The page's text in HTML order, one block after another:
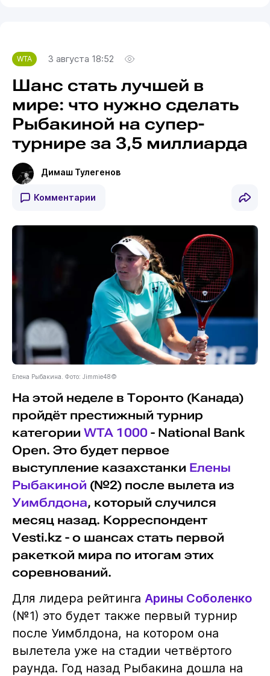
WTA 3 августа 18:52
Шанс стать лучшей в
мире: что нужно сделать
Рыбакиной на супер-
турнире за 3,5 миллиарда
Димаш Тулегенов
Комментарии
Елена Рыбакина. Фото: Jimmie48©
На этой неделе в Торонто (Канада)
пройдёт престижный турнир
категории WTA 1000- National Bank
Open. Это будет первое
выступление казахстанки Елены
Рыбакиной (№2) после вылета из
Уимблдона, который случился
месяц назад. Корреспондент
Vesti.kz - о шансах стать первой
ракеткой мира по итогам этих
соревнований.
Для лидера рейтинга Арины Соболенко
(№1) это будет также первый турнир
после Уимблдона, на котором она
вылетела уже на стадии четвёртого
раунда. Год назад Рыбакина дошла на